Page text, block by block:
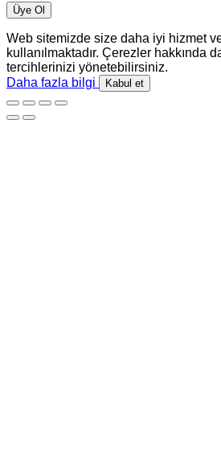
Üye Ol
Web sitemizde size daha iyi hizmet
kullanılmaktadır. Çerezler hakkında
tercihlerinizi yönetebilirsiniz.
Daha fazla bilgi
Kabul et